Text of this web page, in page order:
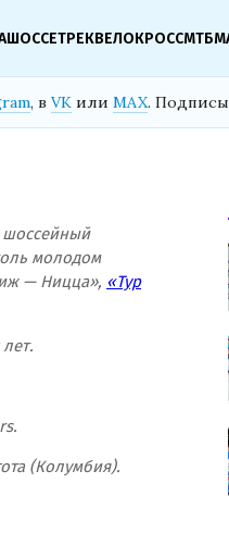
ШОССЕТРЕКВЕЛОКРОССМТБ
, в VK или MAX.
шоссейный
молодом
— Ницца», «Тур
(Колумбия).